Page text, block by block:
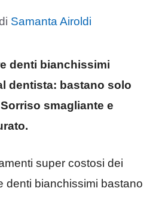
Samanta Airoldi
denti bianchissimi
dentista: bastano solo
smagliante e
super costosi dei
denti bianchissimi bastano